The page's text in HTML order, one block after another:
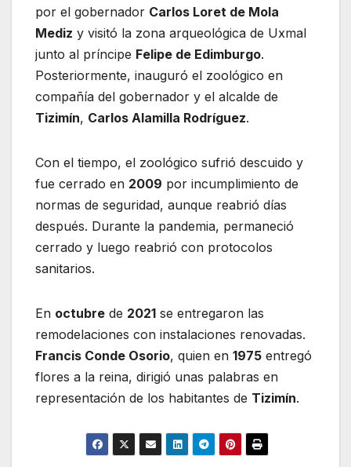
por el gobernador Carlos Loret de Mola
Mediz y visitó la zona arqueológica de Uxmal
junto al príncipe Felipe de Edimburgo.
Posteriormente, inauguró el zoológico en
compañía del gobernador y el alcalde de
Tizimín, Carlos Alamilla Rodríguez.
Con el tiempo, el zoológico sufrió descuido y
fue cerrado en 2009 por incumplimiento de
normas de seguridad, aunque reabrió días
después. Durante la pandemia, permaneció
cerrado y luego reabrió con protocolos
sanitarios.
En octubre de 2021 se entregaron las
remodelaciones con instalaciones renovadas.
Francis Conde Osorio, quien en 1975 entregó
flores a la reina, dirigió unas palabras en
representación de los habitantes de Tizimín.